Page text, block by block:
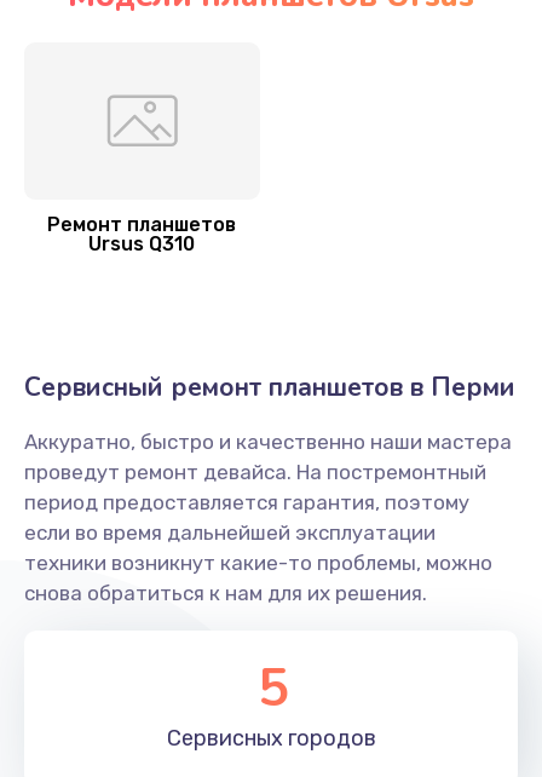
Заказать
Замена разъема питания
Заказать
Ремонт кнопки
Заказать
Замена платы управления (мат.платы, мейн
платы)
Ремонт планшетов
Ursus Q310
Сервисный ремонт планшетов в Перми
Аккуратно, быстро и качественно наши мастера
проведут ремонт девайса. На постремонтный
период предоставляется гарантия, поэтому
если во время дальнейшей эксплуатации
техники возникнут какие-то проблемы, можно
снова обратиться к нам для их решения.
5
Сервисных городов